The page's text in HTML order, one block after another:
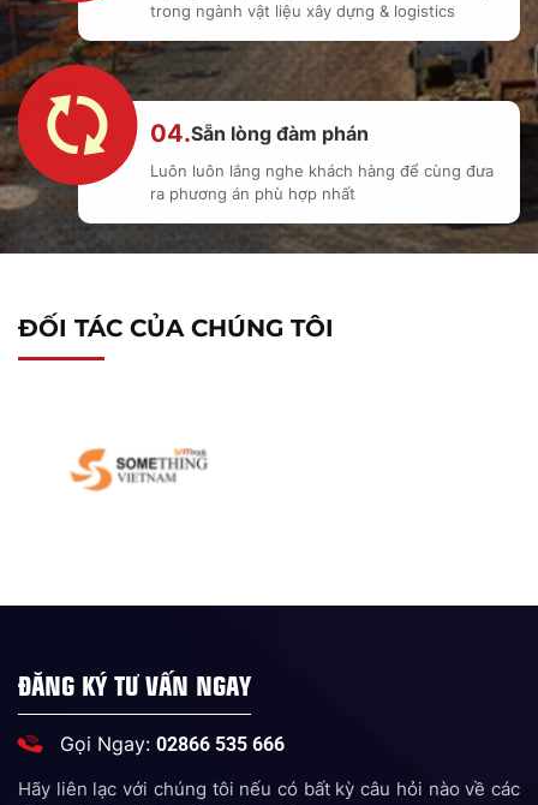
trong ngành vật liệu xây dựng & logistics
04.Sẵn lòng đàm phán
Luôn luôn lắng nghe khách hàng để cùng đưa
ra phương án phù hợp nhất
ĐỐI TÁC CỦA CHÚNG TÔI
ĐĂNG KÝ TƯ VẤN NGAY
Gọi Ngay: 02866 535 666
Hãy liên lạc với chúng tôi nếu có bất kỳ câu hỏi nào về các